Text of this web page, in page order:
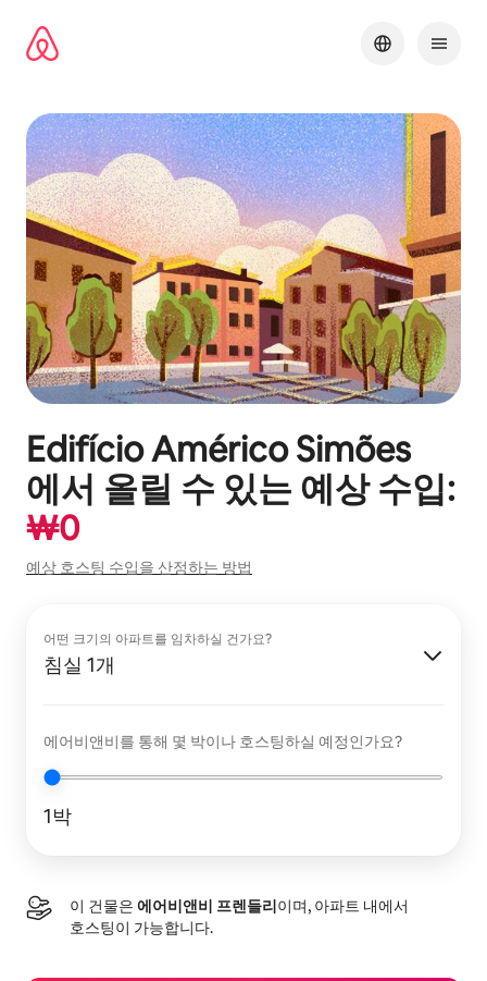
바로가기
Edifício Américo Simões
에서 올릴 수 있는 예상 수입:
₩0
예상 호스팅 수입을 산정하는 방법
어떤 크기의 아파트를 임차하실 건가요?
침실 1개
에어비앤비를 통해 몇 박이나 호스팅하실 예정인가요?
1박
이 건물은 에어비앤비 프렌들리이며, 아파트 내에서
호스팅이 가능합니다.